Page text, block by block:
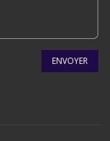
ENVOYER